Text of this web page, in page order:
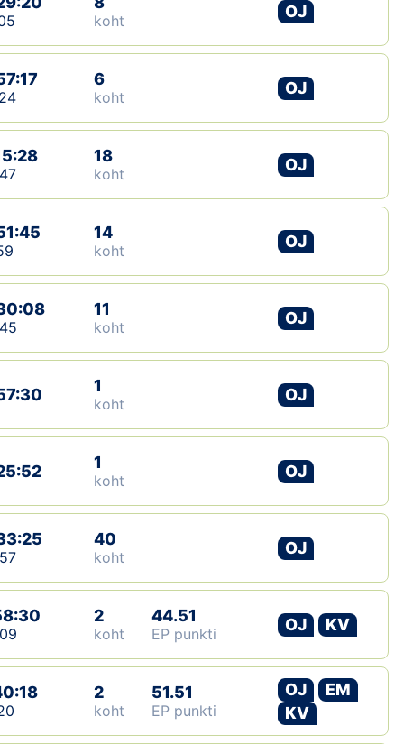
koht
OJ
6
koht
OJ
18
koht
OJ
14
koht
OJ
11
koht
OJ
1
koht
OJ
1
koht
OJ
40
koht
OJ
2
koht
44.51
EP punkti
OJ KV
2
koht
51.51
EP punkti
OJ
EM
KV